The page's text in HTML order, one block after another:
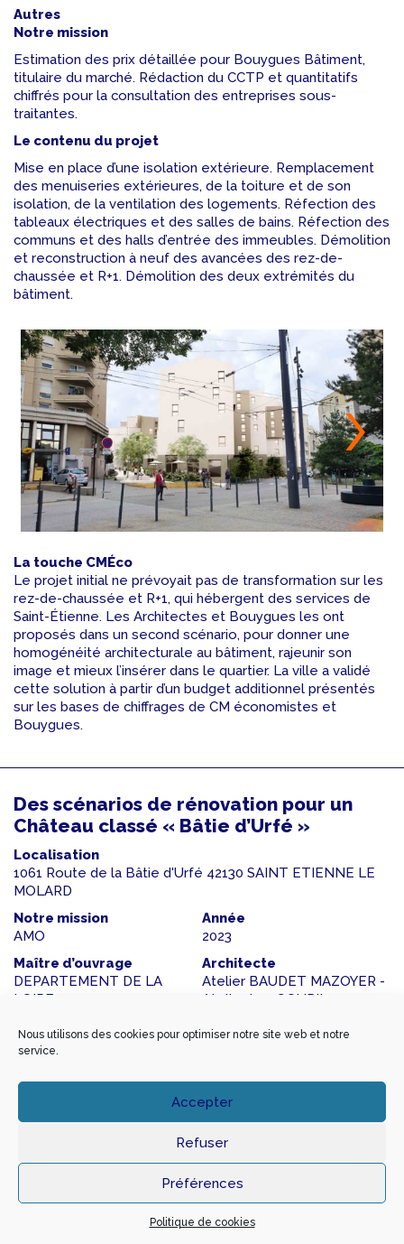
Nous utilisons des cookies pour optimiser notre site web et notre
service.
Accepter
Refuser
Préférences
Politique de cookies
La touche CMÉco
Le projet initial ne prévoyait pas de transformation sur les
rez-de-chaussée et R+1, qui hébergent des services de
Saint-Étienne. Les Architectes et Bouygues les ont
proposés dans un second scénario, pour donner une
homogénéité architecturale au bâtiment, rajeunir son
image et mieux l’insérer dans le quartier. La ville a validé
cette solution à partir d’un budget additionnel présentés
sur les bases de chiffrages de CM économistes et
Bouygues.
Autres
Notre mission
Estimation des prix détaillée pour Bouygues Bâtiment,
titulaire du marché. Rédaction du CCTP et quantitatifs
chiffrés pour la consultation des entreprises sous-
traitantes.
Le contenu du projet
Mise en place d’une isolation extérieure. Remplacement
des menuiseries extérieures, de la toiture et de son
isolation, de la ventilation des logements. Réfection des
tableaux électriques et des salles de bains. Réfection des
communs et des halls d’entrée des immeubles. Démolition
et reconstruction à neuf des avancées des rez-de-
chaussée et R+1. Démolition des deux extrémités du
bâtiment.
Des scénarios de rénovation pour un
Château classé « Bâtie d’Urfé »
Localisation
1061 Route de la Bâtie d'Urfé 42130 SAINT ETIENNE LE
MOLARD
Notre mission
AMO
Année
2023
Maître d’ouvrage
DEPARTEMENT DE LA
LOIRE
Architecte
Atelier BAUDET MAZOYER -
Atelier Luc GOUPIL
Montant travaux
11 900 000 €
BET Fluides
Notre mission
Assistance à maîtrise d’ouvrage
Le contenu du projet
Conception de trois scénarios ramené à un seul de
rénovation globale pour le château de la Bâtie d’Urfé, ses